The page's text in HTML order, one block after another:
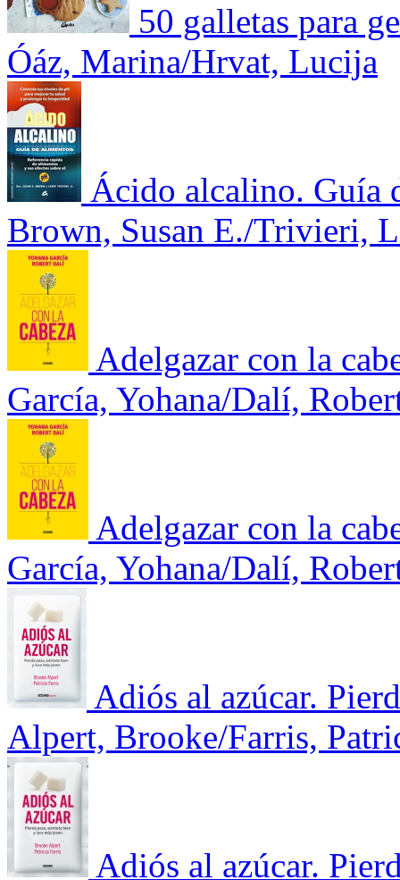
50 galletas para
Óáz, Marina/Hrvat, Lucija
Ácido alcalino. Guía
Brown, Susan E./Trivieri,
Adelgazar con la
García, Yohana/Dalí,
Adelgazar con la
García, Yohana/Dalí,
Adiós al azúcar.
Alpert, Brooke/Farris,
Adiós al azúcar.